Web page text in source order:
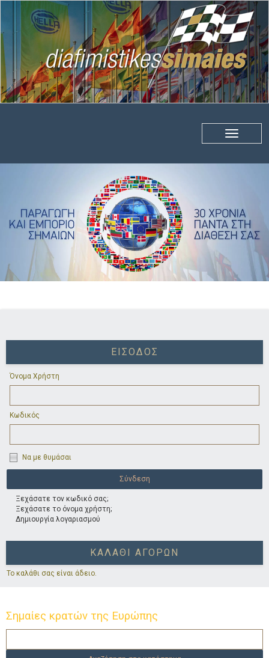
ΕΊΣΟΔΟΣ
Όνομα Χρήστη
Κωδικός
Να με θυμάσαι
Ξεχάσατε τον κωδικό σας;
Ξεχάσατε το όνομα χρήστη;
Δημιουργία λογαριασμού
ΚΑΛΆΘΙ ΑΓΟΡΏΝ
Το καλάθι σας είναι άδειο.
Σημαίες κρατών της Ευρώπης